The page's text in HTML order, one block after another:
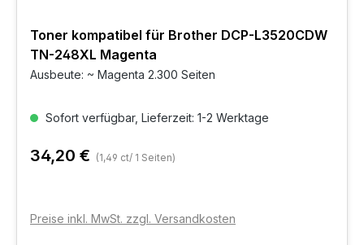
Toner kompatibel für Brother DCP-L3520CDW
TN-248XL Magenta
Ausbeute: ~ Magenta 2.300 Seiten
Sofort verfügbar, Lieferzeit: 1-2 Werktage
34,20 € (1,49 ct/ 1 Seiten)
Preise inkl. MwSt. zzgl. Versandkosten